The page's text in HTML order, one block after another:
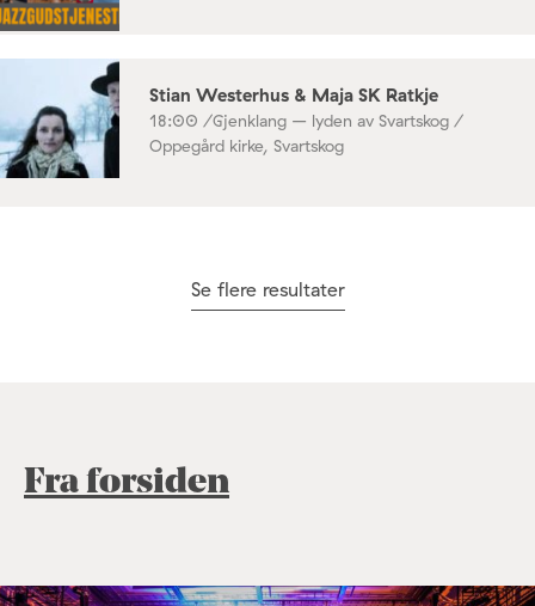
Stian Westerhus & Maja SK Ratkje
18:00 /Gjenklang – lyden av Svartskog /
Oppegård kirke, Svartskog
Se flere resultater
Fra forsiden